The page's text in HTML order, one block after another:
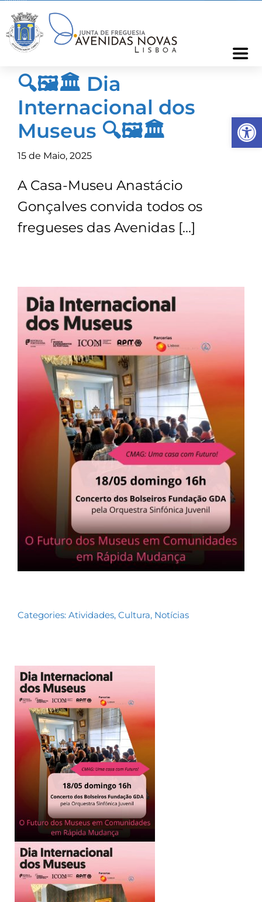
content
Freguesia
Cartão Freguês
Informações
Notícias
TRANSPARÊNCIA
🔍🖼️🏛️ Dia
Internacional dos
Museus 🔍🖼️🏛️
15 de Maio, 2025
A Casa-Museu Anastácio
Gonçalves convida todos os
fregueses das Avenidas […]
Categories: Atividades, Cultura, Notícias